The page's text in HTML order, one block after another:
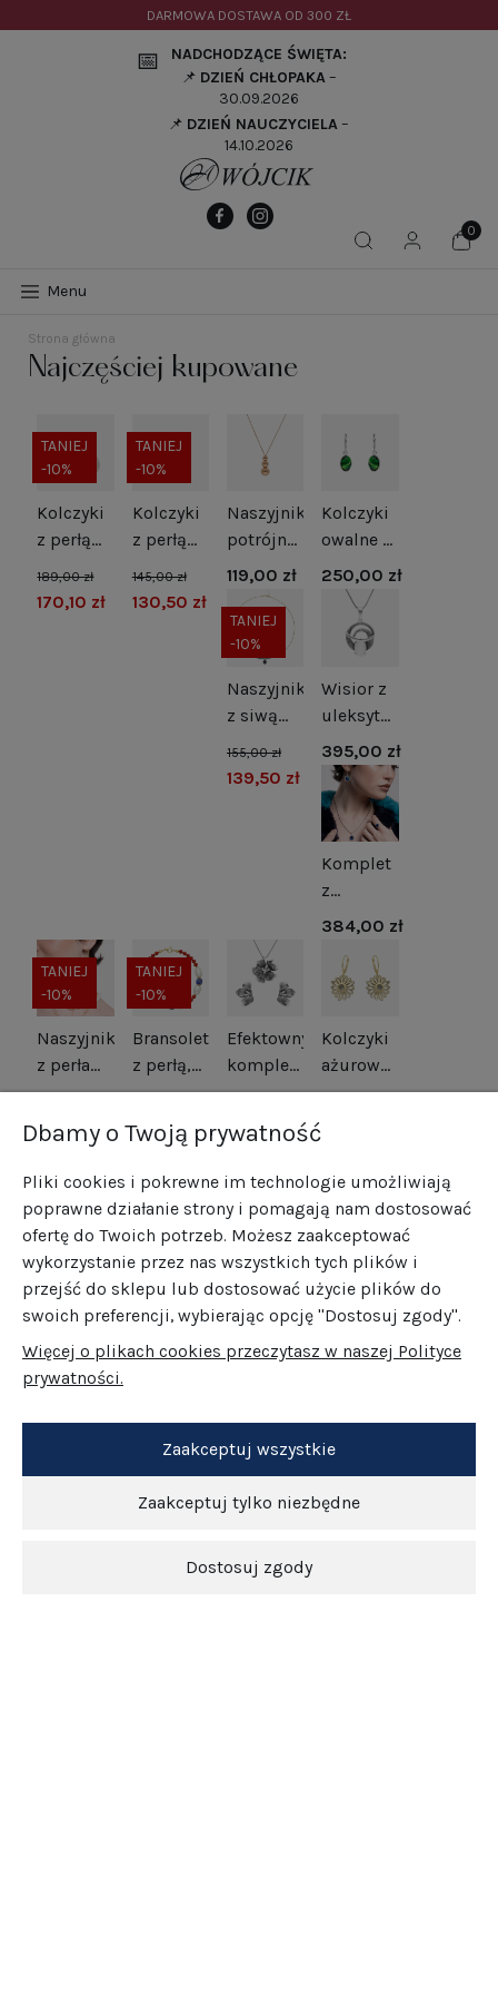
DARMOWA DOSTAWA OD300 ZŁ
📅
NADCHODZĄCE ŚWIĘTA:
📌 DZIEŃ CHŁOPAKA–
30.09.2026
📌 DZIEŃ NAUCZYCIELA–
14.10.2026
Menu
Strona główna
Ten produkt jest niedostępny.
Najczęściej kupowane
TANIEJ
-10%
Kolczyki
z perłą
i
189,00 zł
170,10 zł
TANIEJ
-10%
Kolczyki
z perłą
srebro
145,00 zł
130,50 zł
Naszyjnik
potrójne
kulki
srebro
119,00 zł
Kolczyki
owalne z
zielonym
kocim
okiem
srebro
250,00 zł
TANIEJ
-10%
Naszyjnik
z siwą
hematytami
155,00 zł
139,50 zł
Wisior z
uleksytem
srebro
oksydowane
395,00 zł
Komplet
z
szafirowymi
srebro
384,00 zł
TANIEJ
-10%
Naszyjnik
z perłami
srebro
422,10 zł
TANIEJ
-10%
Bransoletka
z perłą,
koralem,
hematytem
srebro
pozłacane
166,50 zł
Efektowny
komplet
kwiaty
oksydowane
Kolczyki
ażurowe
kwiatki
srebro
pozłacane
Dbamy o Twoją prywatność
Pliki cookies i pokrewne im technologie umożliwiają
poprawne działanie strony i pomagają nam dostosować
ofertę do Twoich potrzeb. Możesz zaakceptować
wykorzystanie przez nas wszystkich tych plików i
przejść do sklepu lub dostosować użycie plików do
swoich preferencji, wybierając opcję "Dostosuj zgody".
Więcej o plikach cookies przeczytasz w naszej Polityce
prywatności.
Zaakceptuj tylko niezbędne
Dostosuj zgody
Zaakceptuj wszystkie